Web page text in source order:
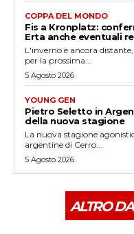
COPPA DEL MONDO
Fis a Kronplatz:
Erta anche eventuali
L'inverno è ancora
per la prossima...
5 Agosto 2026
YOUNG GEN
Pietro Seletto in
della nuova stagione
La nuova stagione
argentine di Cerro...
5 Agosto 2026
ALTRO